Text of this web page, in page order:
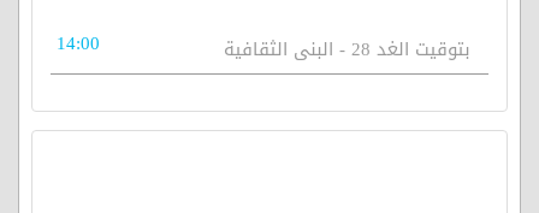
بتوقيت الغد 28 - البنى الثقافية 14:00